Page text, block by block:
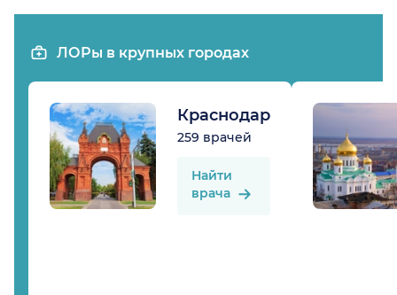
ЛОРы в крупных городах
Краснодар
259 врачей
Найти
врача